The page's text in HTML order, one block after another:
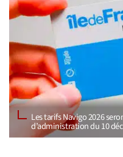
Les tarifs Navigo 2026
d’administration du 10